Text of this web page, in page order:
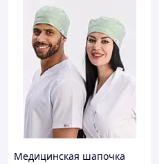
Медицинская шапочка